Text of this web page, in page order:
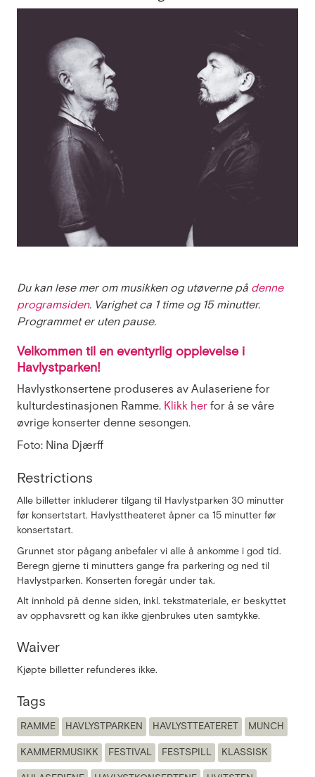
Du kan lese mer om musikken og utøverne på denne
programsiden. Varighet ca 1 time og 15 minutter.
Programmet er uten pause.
Velkommen til en eventyrlig opplevelse i
Havlystparken!
Havlystkonsertene produseres av Aulaseriene for
kulturdestinasjonen Ramme. Klikk herfor å se våre
øvrige konserter denne sesongen.
Foto: Nina Djærff
Restrictions
Alle billetter inkluderer tilgang til Havlystparken 30 minutter
før konsertstart. Havlysttheateret åpner ca 15 minutter før
konsertstart.
Grunnet stor pågang anbefaler vi alle å ankomme i god tid.
Beregn gjerne ti minutters gange fra parkering og ned til
Havlystparken. Konserten foregår under tak.
Alt innhold på denne siden, inkl. tekstmateriale, er beskyttet
av opphavsrett og kan ikke gjenbrukes uten samtykke.
Waiver
Kjøpte billetter refunderes ikke.
Tags
RAMME HAVLYSTPARKEN HAVLYSTTEATERET MUNCH
KAMMERMUSIKK FESTIVAL FESTSPILL KLASSISK